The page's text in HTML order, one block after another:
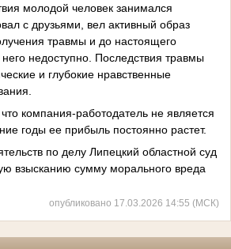
молодой человек занимался
с друзьями, вел активный образ
травмы и до настоящего
недоступно. Последствия травмы
и глубокие нравственные
компания-работодатель не является
годы ее прибыль постоянно растет.
по делу Липецкий областной суд
взысканию сумму морального вреда
опубликовано 17.03.2026 14:55 (МСК)